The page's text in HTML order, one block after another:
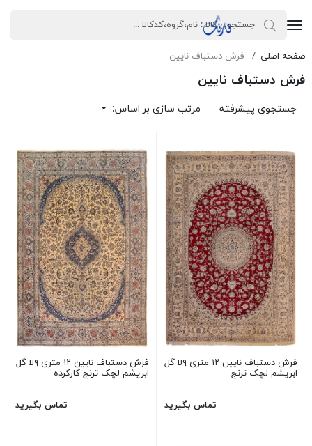
صفحه اصلی فرش دستباف نایین
فرش دستباف نایین
جستجوی پیشرفته مرتب سازی بر اساس:
فرش دستباف نایین ۱۲ متری ۹لا گل
ابریشم لچک ترنج
تماس بگیرید
فرش دستباف نایین ۱۲ متری ۹لا گل
ابریشم لچک ترنج کارکرده
تماس بگیرید